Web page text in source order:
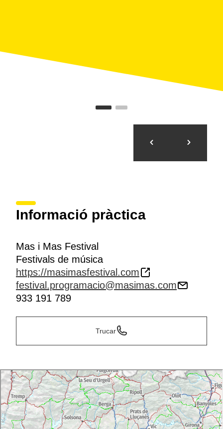
Informació pràctica
Mas i Mas Festival
Festivals de música
https://masimasfestival.com
festival.programacio@masimas.com
933 191 789
Trucar